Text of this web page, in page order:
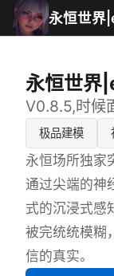
永恒世界
永恒世界
V0.8.5,时候
极品建模
永恒场所独家
通过尖端的神
式的沉浸式感
被完统统模糊
信的真实。